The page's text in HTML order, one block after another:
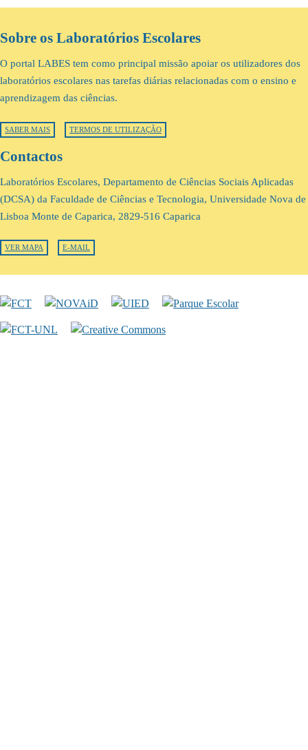
Sobre os Laboratórios Escolares
O portal LABES tem como principal missão apoiar os utilizadores dos
laboratórios escolares nas tarefas diárias relacionadas com o ensino e
aprendizagem das ciências.
SABER MAIS TERMOS DE UTILIZAÇÃO
Contactos
Laboratórios Escolares, Departamento de Ciências Sociais Aplicadas
(DCSA) da Faculdade de Ciências e Tecnologia, Universidade Nova de
Lisboa Monte de Caparica, 2829-516 Caparica
VER MAPA E-MAIL